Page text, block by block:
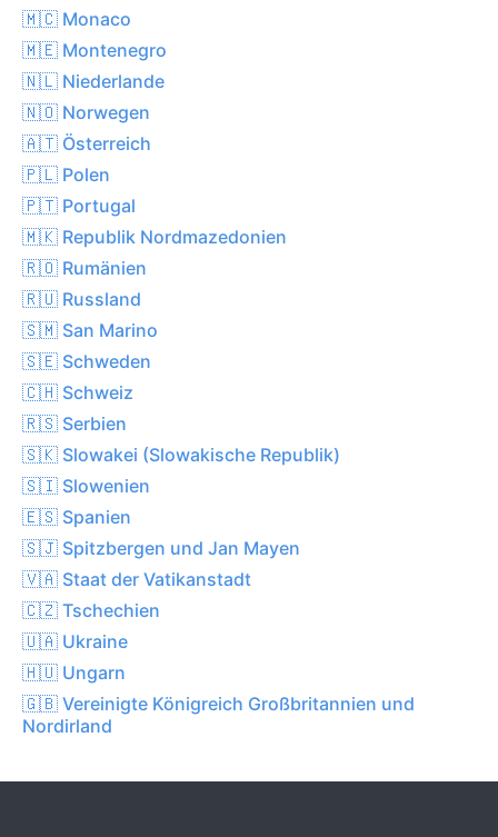
🇲🇨 Monaco
🇲🇪 Montenegro
🇳🇱 Niederlande
🇳🇴 Norwegen
🇦🇹 Österreich
🇵🇱 Polen
🇵🇹 Portugal
🇲🇰 Republik Nordmazedonien
🇷🇴 Rumänien
🇷🇺 Russland
🇸🇲 San Marino
🇸🇪 Schweden
🇨🇭 Schweiz
🇷🇸 Serbien
🇸🇰 Slowakei (Slowakische Republik)
🇸🇮 Slowenien
🇪🇸 Spanien
🇸🇯 Spitzbergen und Jan Mayen
🇻🇦 Staat der Vatikanstadt
🇨🇿 Tschechien
🇺🇦 Ukraine
🇭🇺 Ungarn
🇬🇧 Vereinigte Königreich Großbritannien und
Nordirland